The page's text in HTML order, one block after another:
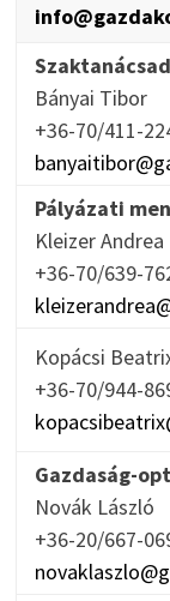
Bányai Tibor
+36-70/411-
Pályázati
Kleizer Andrea
+36-70/639-
Kopácsi
+36-70/944-
Gazdaság-
Novák László
+36-20/667-